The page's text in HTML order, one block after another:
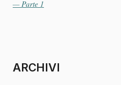
— Parte 1
ARCHIVI